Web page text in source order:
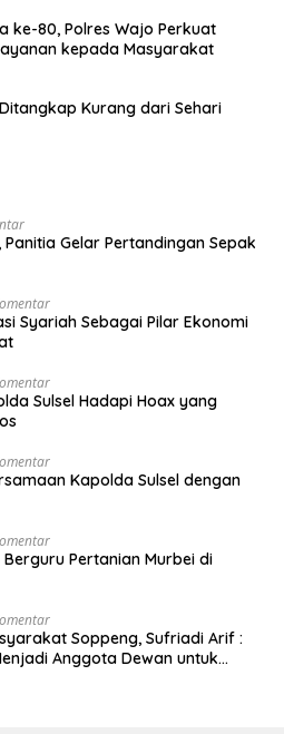
ke-80, Polres Wajo Perkuat
kepada Masyarakat
Kurang dari Sehari
Panitia Gelar Pertandingan Sepak
Syariah Sebagai Pilar Ekonomi
Sulsel Hadapi Hoax yang
Kapolda Sulsel dengan
Pertanian Murbei di
Soppeng, Sufriadi Arif :
Anggota Dewan untuk